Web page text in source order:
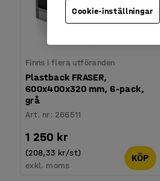
Finns i flera utföranden
Plastback FRASER,
600x400x320 mm, 6-pack,
grå
Art. nr: 266511
1 250 kr
(208,33 kr/st)
exkl. moms
KÖP
Cookie-inställningar